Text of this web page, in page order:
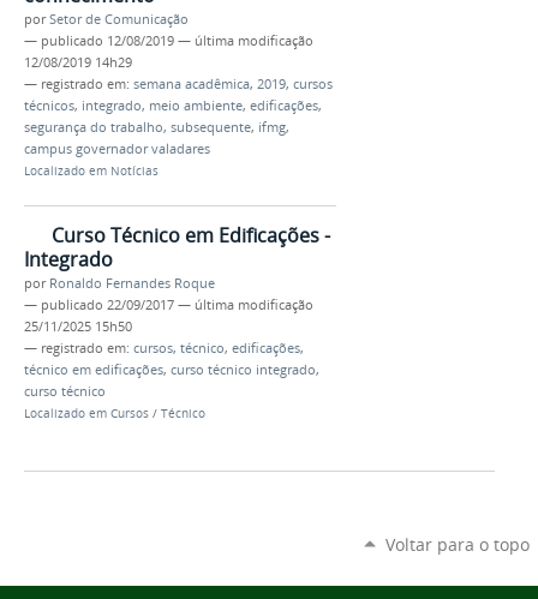
porSetor de Comunicação
— publicado 12/08/2019 — última modificação
12/08/2019 14h29
— registrado em: semana acadêmica, 2019, cursos
técnicos, integrado, meio ambiente, edificações,
segurança do trabalho, subsequente, ifmg,
campus governador valadares
Localizado em Notícias
Curso Técnico em Edificações -
Integrado
por Ronaldo Fernandes Roque
— publicado 22/09/2017 — última modificação
25/11/2025 15h50
— registrado em: cursos, técnico, edificações,
técnico em edificações, curso técnico integrado,
curso técnico
Localizado em Cursos / Técnico
Voltar para o topo